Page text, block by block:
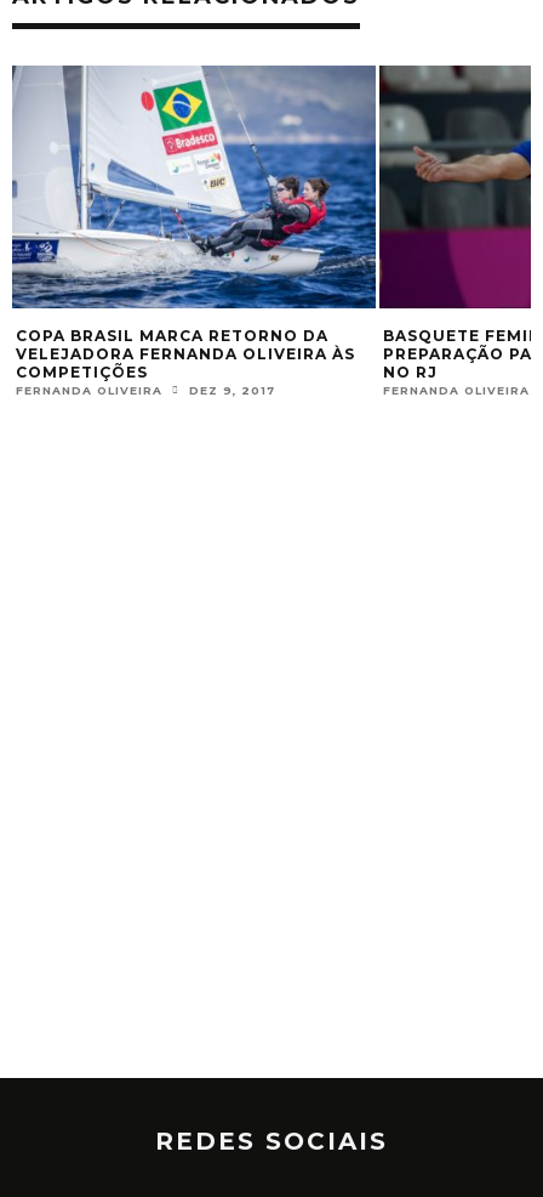
ÀS
BASQUETE FEMININO ENCERRA A
PREPARAÇÃO PARA A COPA AMÉRICA
NO RJ
FERNANDA OLIVEIRA SET 15, 2019
SELEÇÃO
RÍTMICA
EM JANEIRO
FERNANDA
REDES SOCIAIS